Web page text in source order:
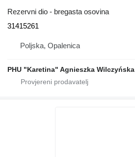
Rezervni dio - bregasta osovina
31415261
Poljska, Opalenica
PHU "Karetina" Agnieszka Wilczyńska